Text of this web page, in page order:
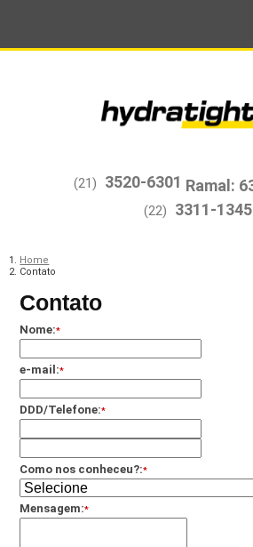
(21) 3520-6301
(22) 3311-1345
Home
Contato
Contato
Nome:*
e-mail:*
DDD/Telefone:*
Como nos conheceu?:*
Mensagem:*